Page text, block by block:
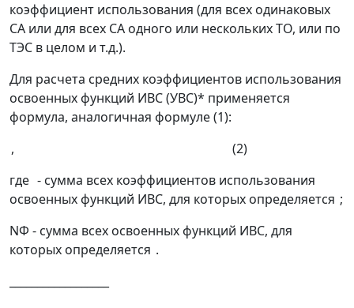
коэффициент использования (для всех одинаковых
СА или для всех СА одного или нескольких ТО, или по
ТЭС в целом и т.д.).
Для расчета средних коэффициентов использования
освоенных функций ИВС (УВС)* применяется
формула, аналогичная формуле (1):
, (2)
где - сумма всех коэффициентов использования
освоенных функций ИВС, для которых определяется ;
NФ - сумма всех освоенных функций ИВС, для
которых определяется .